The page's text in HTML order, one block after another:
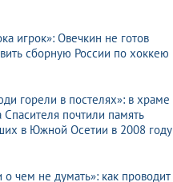
игрок»: Овечкин не готов
сборную России по хоккею
горели в постелях»: в храме
Спасителя почтили память
в Южной Осетии в 2008 году
о чем не думать»: как проводит